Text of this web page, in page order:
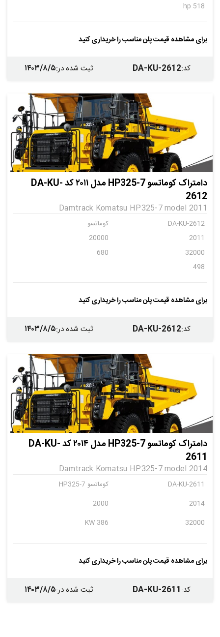
518 hp
برای مشاهده قیمت پلن مناسب را خریداری کنید
کد:
DA-KU-2612 ثبت شده در:۱۴۰۳/۸/۵
دامتراک کوماتسو HP325-7 مدل ۲۰۱۱ کد DA-KU-
2612
Damtrack Komatsu HP325-7 model 2011
DA-KU-2612
کوماتسو
2011
20000
32000
680
498
برای مشاهده قیمت پلن مناسب را خریداری کنید
کد:
DA-KU-2612 ثبت شده در:۱۴۰۳/۸/۵
دامتراک کوماتسو HP325-7 مدل ۲۰۱۴ کد DA-KU-
2611
Damtrack Komatsu HP325-7 model 2014
DA-KU-2611
کوماتسو HP325-7
2014
2000
32000
386 KW
برای مشاهده قیمت پلن مناسب را خریداری کنید
کد:
DA-KU-2611 ثبت شده در:۱۴۰۳/۸/۵